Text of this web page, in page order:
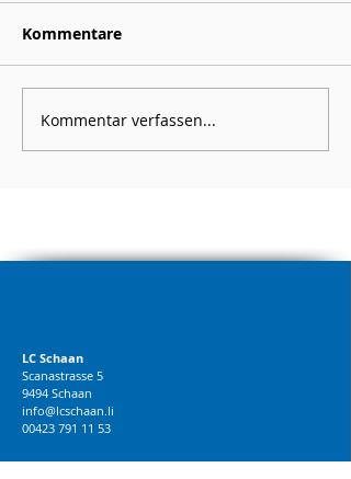
Kommentare
Kommentar verfassen...
LC Schaan
Scanastrasse 5
9494 Schaan
info@lcschaan.li
00423 791 11 53